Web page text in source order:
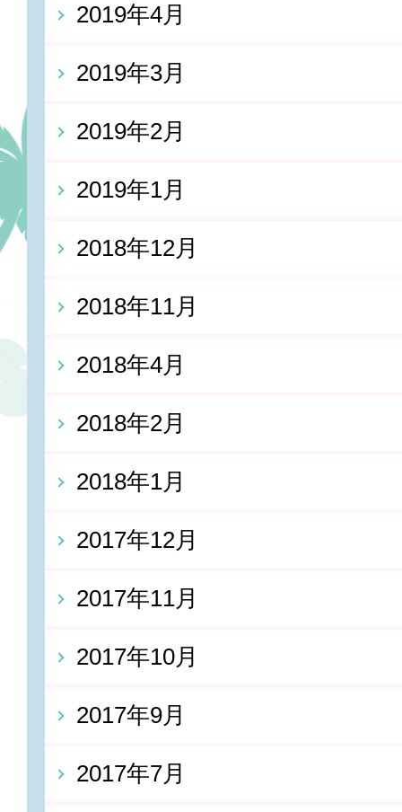
2019年4月
2019年3月
2019年2月
2019年1月
2018年12月
2018年11月
2018年4月
2018年2月
2018年1月
2017年12月
2017年11月
2017年10月
2017年9月
2017年7月